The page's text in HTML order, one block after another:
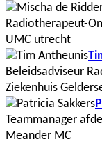
Radiotherapeut-
UMC utrecht
Beleidsadviseur
Ziekenhuis
Teammanager
Meander MC